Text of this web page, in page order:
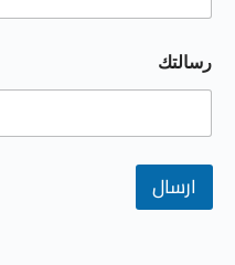
رسالتك
ارسال